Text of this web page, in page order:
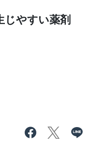
じやすい薬剤